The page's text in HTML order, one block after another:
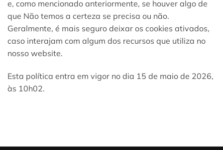
e, como mencionado anteriormente, se houver algo de
que Não temos a certeza se precisa ou não.
Geralmente, é mais seguro deixar os cookies ativados,
caso interajam com algum dos recursos que utiliza no
nosso website.
Esta política entra em vigor no dia 15 de maio de 2026,
às 10h02.